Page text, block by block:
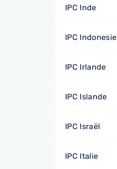
IPC Inde
IPC Indonesie
IPC Irlande
IPC Islande
IPC Israël
IPC Italie